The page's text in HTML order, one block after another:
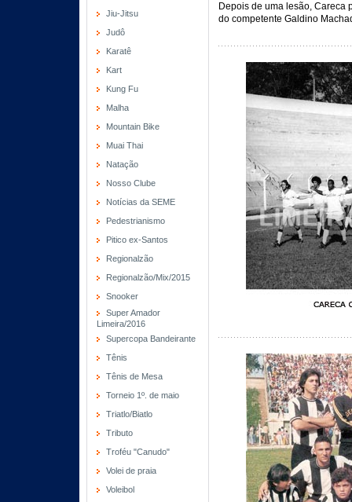
Jiu-Jitsu
Judô
Karatê
Kart
Kung Fu
Malha
Mountain Bike
Muai Thai
Natação
Nosso Clube
Notícias da SEME
Pedestrianismo
Pitico ex-Santos
Regionalzão
Regionalzão/Mix/2015
Snooker
Super Amador
Limeira/2016
Supercopa Bandeirante
Tênis
Tênis de Mesa
Torneio 1º. de maio
Triatlo/Biatlo
Tributo
Troféu "Canudo"
Volei de praia
Voleibol
Depois de uma lesão, Careca
do competente Galdino